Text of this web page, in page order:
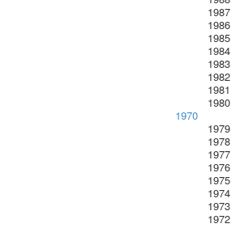
1987
1986
1985
1984
1983
1982
1981
1980
1970
1979
1978
1977
1976
1975
1974
1973
1972